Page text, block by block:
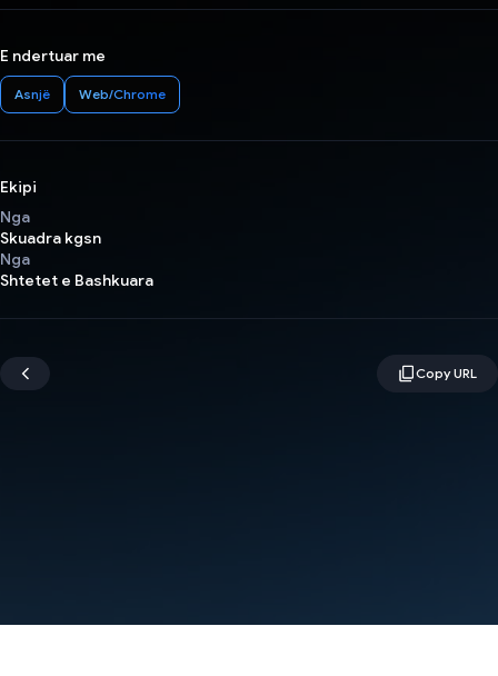
E ndertuar me
Asnjë Web/Chrome
Ekipi
Nga
Skuadra kgsn
Nga
Shtetet e Bashkuara